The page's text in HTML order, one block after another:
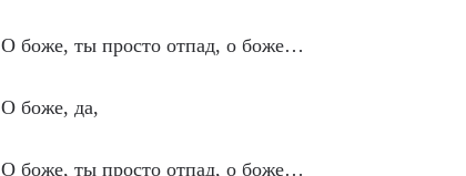
О боже, ты просто отпад, о боже…
О боже, да,
О боже, ты просто отпад, о боже…